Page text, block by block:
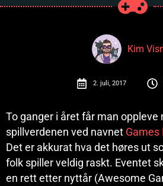
Kim
2. juli, 2017
To ganger i året får man oppleve
spillverdenen ved navnet Games
Det er akkurat hva det høres ut
folk spiller veldig raskt. Eventet
en rett etter nyttår (Awesome